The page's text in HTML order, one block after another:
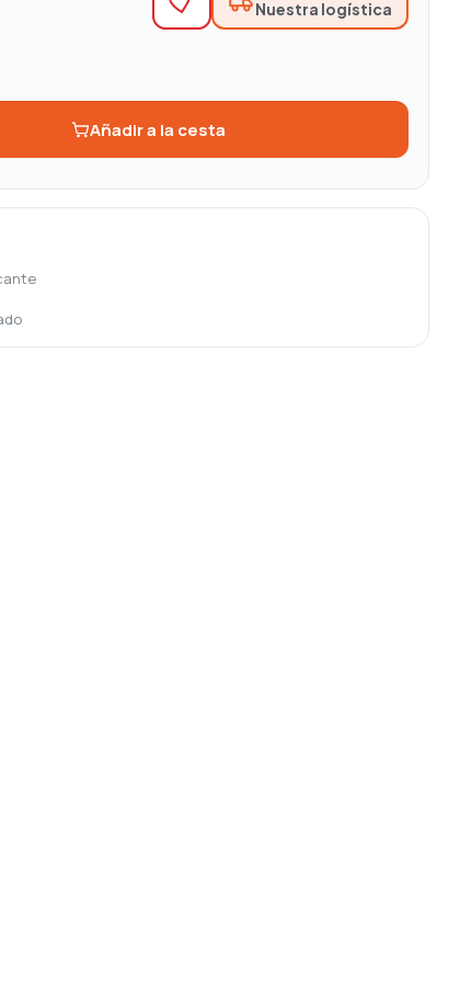
Nuestra logística
Añadir a la cesta